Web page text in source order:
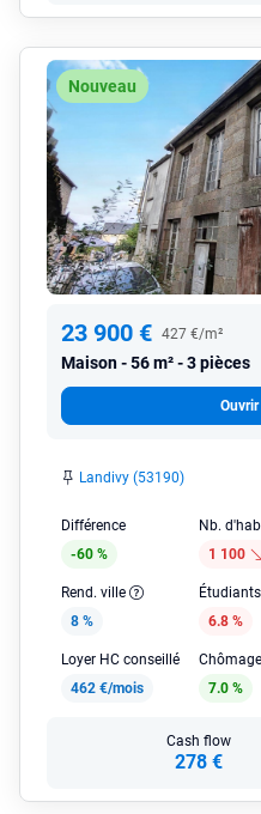
Nouveau
23 900 € 427 €/m²
Maison 56 m² - 3 pièces
Landivy (53190)
Différence
-60 %
Nb.
1 100
Rend. ville
8 %
Étudiants
6.8 %
Loyer HC conseillé
462 €/mois
Chômage
7.0 %
Cash flow
278 €